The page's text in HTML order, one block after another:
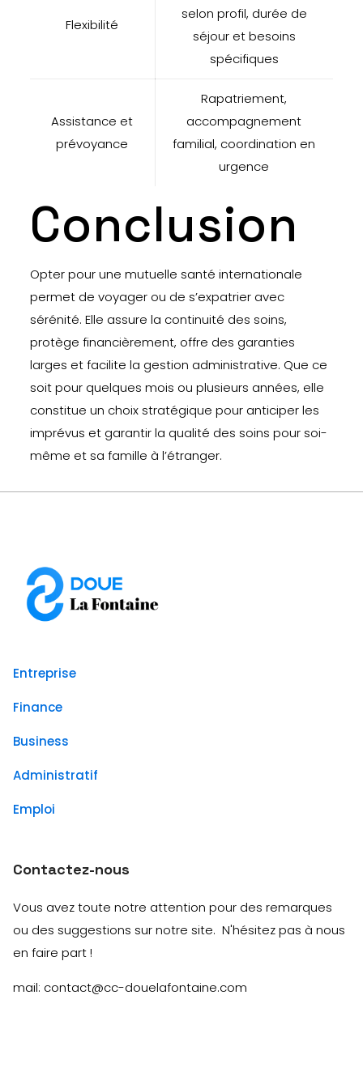
Flexibilité
selon profil, durée de
séjour et besoins
spécifiques
Assistance et
prévoyance
Rapatriement,
accompagnement
familial, coordination en
urgence
Conclusion
Opter pour une mutuelle santé internationale
permet de voyager ou de s’expatrier avec
sérénité. Elle assure la continuité des soins,
protège financièrement, offre des garanties
larges et facilite la gestion administrative. Que ce
soit pour quelques mois ou plusieurs années, elle
constitue un choix stratégique pour anticiper les
imprévus et garantir la qualité des soins pour soi-
même et sa famille à l’étranger.
Entreprise
Finance
Business
Administratif
Emploi
Contactez-nous
Vous avez toute notre attention pour des remarques
ou des suggestions sur notre site. N'hésitez pas à nous
en faire part !
mail: contact@cc-douelafontaine.com